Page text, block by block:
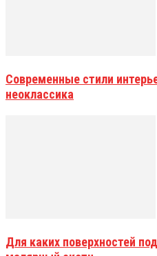
Современные стили
неоклассика
Для каких поверхностей